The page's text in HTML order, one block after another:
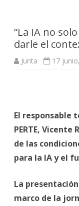
“La IA no
darle el
Junta 17
El responsable
PERTE,
de las
para la IA y el
La
marco de la